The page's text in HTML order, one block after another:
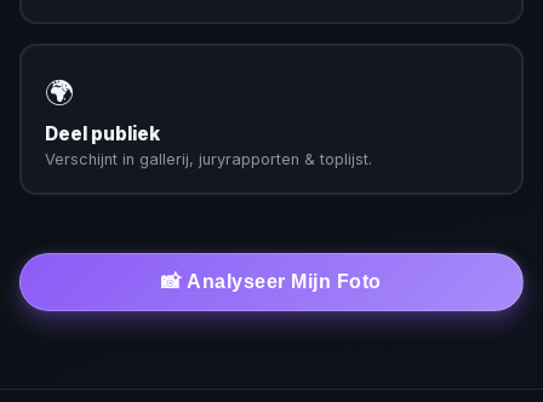
🌍
Deel publiek
Verschijnt in gallerij, juryrapporten & toplijst.
📸 Analyseer Mijn Foto